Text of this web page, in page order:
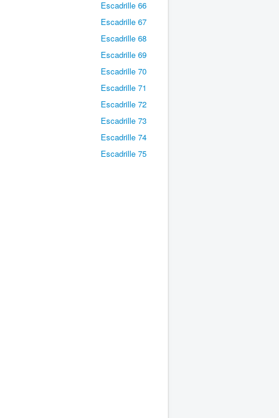
Escadrille 66
Escadrille 67
Escadrille 68
Escadrille 69
Escadrille 70
Escadrille 71
Escadrille 72
Escadrille 73
Escadrille 74
Escadrille 75